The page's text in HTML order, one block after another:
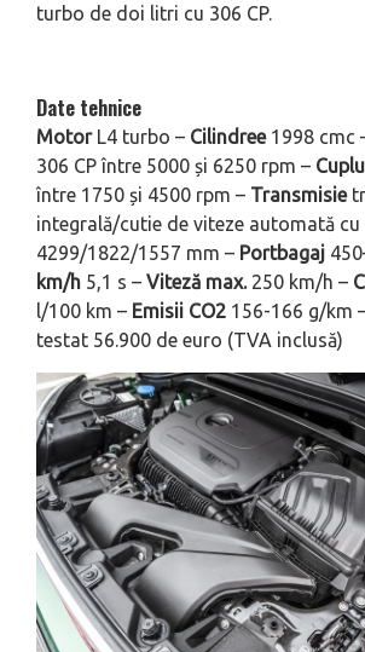
turbo de doi litri cu 306 CP.
Date tehnice
MotorL4 turbo – Cilindree1998 cmc
306 CP între 5000 și 6250 rpm –
între 1750 și 4500 rpm – Transmisie
integrală/cutie de viteze automată cu
4299/1822/1557 mm – Portbagaj
km/h 5,1 s – Viteză max.250 km/h –
l/100 km – Emisii CO2 156-166 g/km
testat 56.900 de euro (TVA inclusă)